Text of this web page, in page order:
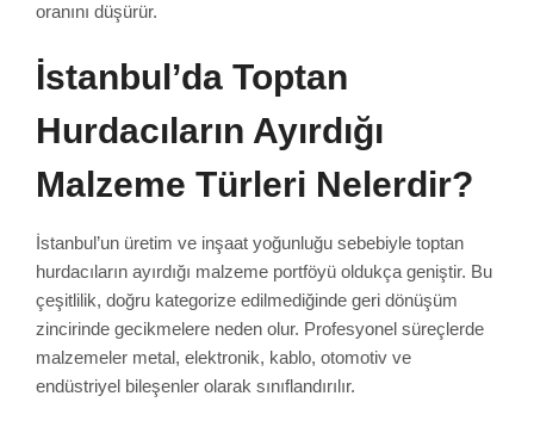
oranını düşürür.
İstanbul’da Toptan
Hurdacıların Ayırdığı
Malzeme Türleri Nelerdir?
İstanbul’un üretim ve inşaat yoğunluğu sebebiyle toptan
hurdacıların ayırdığı malzeme portföyü oldukça geniştir. Bu
çeşitlilik, doğru kategorize edilmediğinde geri dönüşüm
zincirinde gecikmelere neden olur. Profesyonel süreçlerde
malzemeler metal, elektronik, kablo, otomotiv ve
endüstriyel bileşenler olarak sınıflandırılır.